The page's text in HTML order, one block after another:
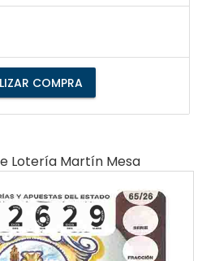
COMPRA
Lotería Martín Mesa